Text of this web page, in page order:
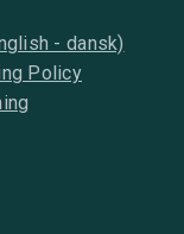
- dansk)
Policy